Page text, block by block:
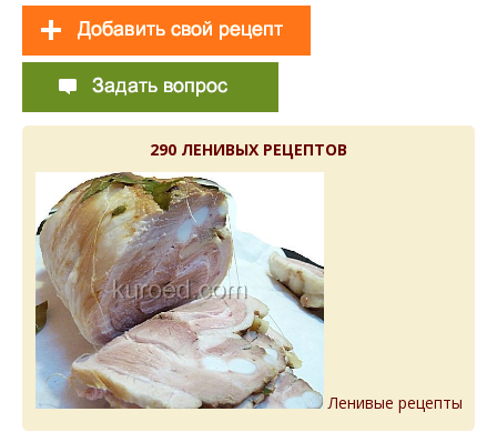
290 ЛЕНИВЫХ РЕЦЕПТОВ
Ленивые рецепты